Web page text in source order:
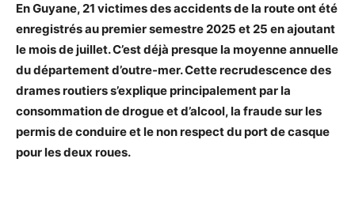
En Guyane, 21 victimes des accidents de la route ont été
enregistrés au premier semestre 2025 et 25 en ajoutant
le mois de juillet. C’est déjà presque la moyenne annuelle
du département d’outre-mer. Cette recrudescence des
drames routiers s’explique principalement par la
consommation de drogue et d’alcool, la fraude sur les
permis de conduire et le non respect du port de casque
pour les deux roues.